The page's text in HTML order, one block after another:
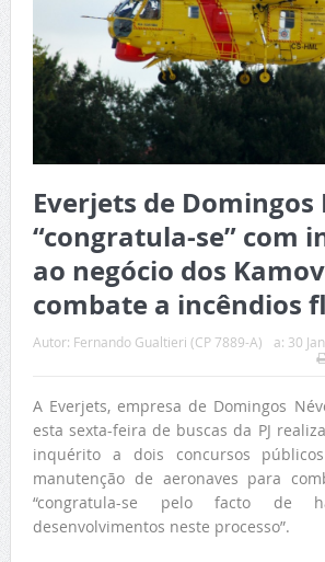
Everjets de Domingos
“congratula-se” com
ao negócio dos
combate a incêndios
Autor: Fernando Gualtieri (CP 7889-A) a: 30
A Everjets, empresa de Domingos
esta sexta-feira de buscas da PJ
inquérito a dois concursos
manutenção de aeronaves para
“congratula-se pelo facto de
desenvolvimentos neste processo”.